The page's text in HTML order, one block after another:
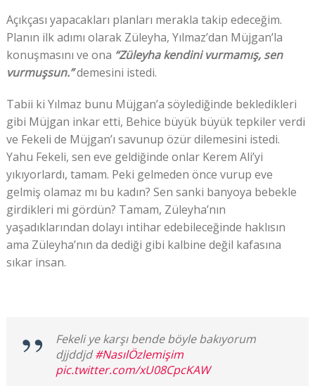
Açıkçası yapacakları planları merakla takip edeceğim.
Planın ilk adımı olarak Züleyha, Yılmaz’dan Müjgan’la
konuşmasını ve ona “Züleyha kendini vurmamış, sen
vurmuşsun.”demesini istedi.
Tabii ki Yılmaz bunu Müjgan’a söylediğinde bekledikleri
gibi Müjgan inkar etti, Behice büyük büyük tepkiler verdi
ve Fekeli de Müjgan’ı savunup özür dilemesini istedi.
Yahu Fekeli, sen eve geldiğinde onlar Kerem Ali’yi
yıkıyorlardı, tamam. Peki gelmeden önce vurup eve
gelmiş olamaz mı bu kadın? Sen sanki banyoya bebekle
girdikleri mi gördün? Tamam, Züleyha’nın
yaşadıklarından dolayı intihar edebileceğinde haklısın
ama Züleyha’nın da dediği gibi kalbine değil kafasına
sıkar insan.
Fekeli ye karşı bende böyle bakıyorum
djjddjd#NasılÖzlemişim
pic.twitter.com/xU08CpcKAW